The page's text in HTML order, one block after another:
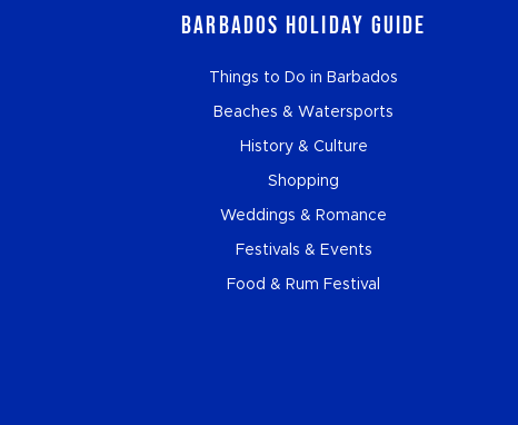
Barbados Holiday Guide
Things to Do in Barbados
Beaches & Watersports
History & Culture
Shopping
Weddings & Romance
Festivals & Events
Food & Rum Festival